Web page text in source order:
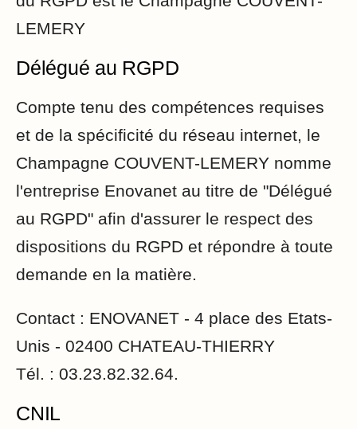
LEMERY
Délégué au RGPD
Compte tenu des compétences requises
et de la spécificité du réseau internet, le
Champagne COUVENT-LEMERY nomme
l'entreprise Enovanet au titre de "Délégué
au RGPD" afin d'assurer le respect des
dispositions du RGPD et répondre à toute
demande en la matière.
Contact : ENOVANET - 4 place des Etats-
Unis - 02400 CHATEAU-THIERRY
Tél. : 03.23.82.32.64.
CNIL